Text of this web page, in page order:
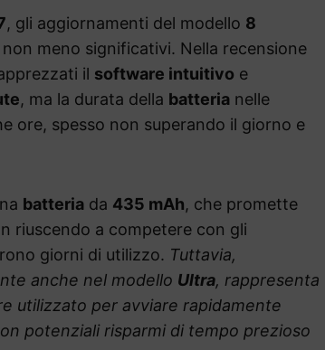
, gli aggiornamenti del modello 8
meno significativi. Nella recensione
il software intuitivo e
, ma la durata della batteria nelle
ore, spesso non superando il giorno e
batteria da 435 mAh, che promette
riuscendo a competere con gli
giorni di utilizzo. Tuttavia,
anche nel modello Ultra, rappresenta
utilizzato per avviare rapidamente
potenziali risparmi di tempo prezioso